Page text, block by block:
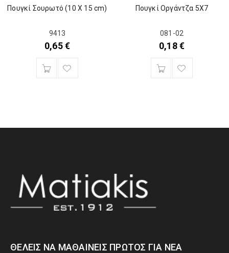
Πουγκί Σουρωτό (10 Χ 15 cm)
9413
0,65€
Πουγκί Οργάντζα 5Χ7
081-02
0,18€
ΘΈΛΕΙΣ ΝΑ ΜΑΘΑΊΝΕΙΣ ΠΡΏΤΟΣ ΓΙΑ ΝΈΑ